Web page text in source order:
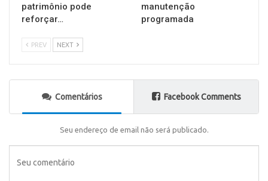
patrimônio pode
reforçar…
manutenção
programada
PREV NEXT
Comentários Facebook Comments
Seu endereço de email não será publicado.